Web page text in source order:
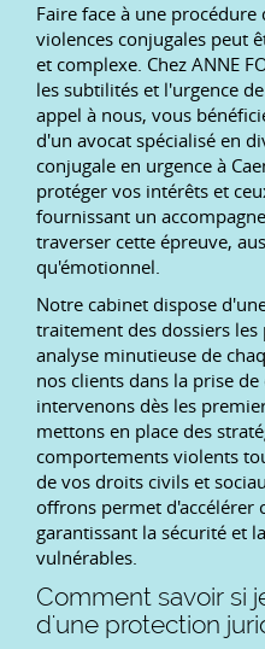
Faire face à une
violences conjugales peut
et complexe. Chez ANNE
les subtilités et l'urgence
appel à nous, vous
d'un avocat spécialisé en
conjugale en urgence à
protéger vos intérêts et
fournissant un
traverser cette épreuve,
qu'émotionnel.
Notre cabinet dispose
traitement des dossiers les
analyse minutieuse de
nos clients dans la prise
intervenons dès les
mettons en place des
comportements violents
de vos droits civils et
offrons permet d'accélérer
garantissant la sécurité et
vulnérables.
Comment savoir si
d'une protection